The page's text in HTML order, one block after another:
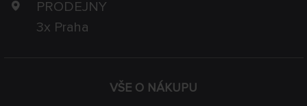
VŠE O NÁKUPU
PRODEJNY
3x Praha